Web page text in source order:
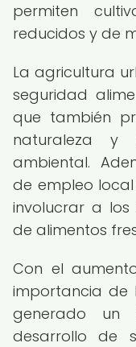
permiten
reducidos y de
La agricultura
seguridad
que también
naturaleza y
ambiental.
de empleo
involucrar a los
de alimentos
Con el
importancia de
generado un
desarrollo de